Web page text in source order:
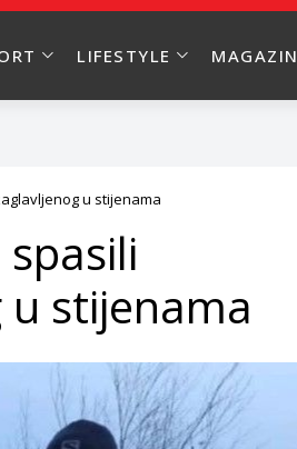
LIFESTYLE MAGAZIN
u stijenama
spasili
stijenama